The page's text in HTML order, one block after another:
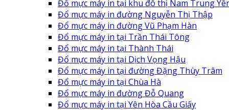
Đổ mực máy in tại khu đô thị Nam Trung
Đổ mực máy in đường Nguyễn Thị Thập
Đổ mực máy in đường Vũ Phạm Hàn
Đổ mực máy in tại Trần Thái Tông
Đổ mực máy in tại Thành Thái
Đổ mực máy in tại Dịch Vọng Hậu
Đổ mực máy in tại đường Đặng Thùy Trâm
Đổ mực máy in tại Chùa Hà
Đổ mực máy in đường Đỗ Quang
Đổ mực máy in tại Yên Hòa Cầu Giấy